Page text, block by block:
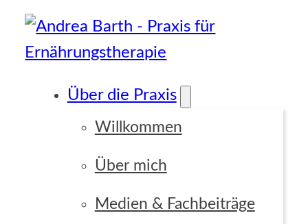
Über die Praxis
Willkommen
Über mich
Medien & Fachbeiträge